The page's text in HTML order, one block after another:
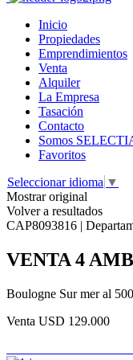
Inicio
Propiedades
Emprendimientos
Venta
Alquiler
La Empresa
Tasación
Contacto
Somos
Favoritos
Seleccionar idioma ▼
Mostrar original
Volver a resultados
CAP8093816 |
VENTA 4
Boulogne Sur mer al
Venta USD 129.000